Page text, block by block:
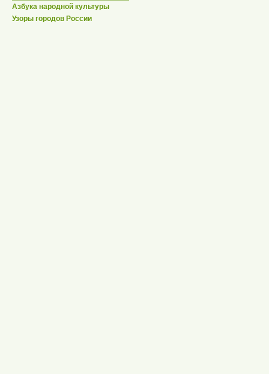
Азбука народной культуры
Узоры городов России